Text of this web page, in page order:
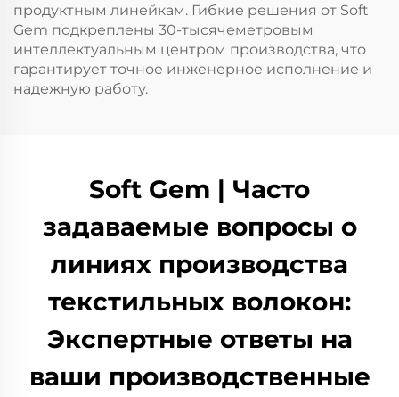
продуктным линейкам. Гибкие решения от Soft
Gem подкреплены 30-тысячеметровым
интеллектуальным центром производства, что
гарантирует точное инженерное исполнение и
надежную работу.
Soft Gem | Часто
задаваемые вопросы о
линиях производства
текстильных волокон:
Экспертные ответы на
ваши производственные